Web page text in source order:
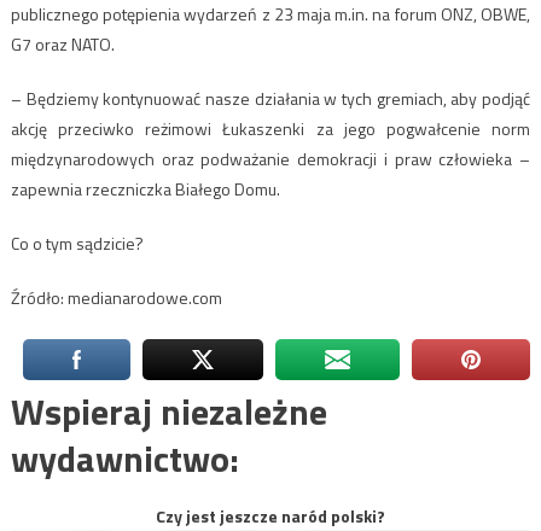
publicznego potępienia wydarzeń z 23 maja m.in. na forum ONZ, OBWE,
G7 oraz NATO.
– Będziemy kontynuować nasze działania w tych gremiach, aby podjąć
akcję przeciwko reżimowi Łukaszenki za jego pogwałcenie norm
międzynarodowych oraz podważanie demokracji i praw człowieka –
zapewnia rzeczniczka Białego Domu.
Co o tym sądzicie?
Źródło: medianarodowe.com
Wspieraj niezależne
wydawnictwo:
Czy jest jeszcze naród polski?